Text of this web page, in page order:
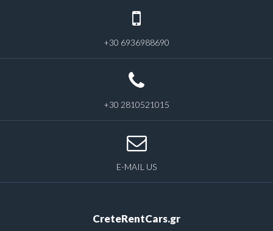
+30 6936988690
+30 2810521015
E-MAIL US
CreteRentCars.gr